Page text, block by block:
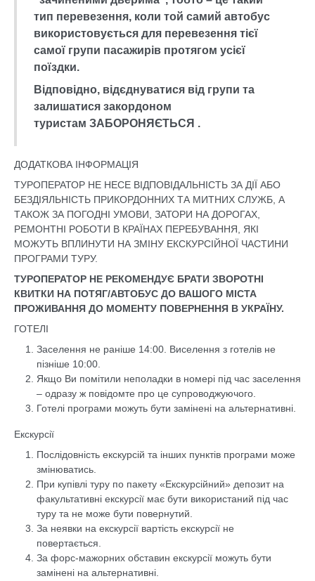
тип перевезення, коли той самий автобус
використовується для перевезення тієї
самої групи пасажирів протягом усієї
поїздки.
Відповідно, відєднуватися від групи та
залишатися закордоном
туристам ЗАБОРОНЯЄТЬСЯ .
ДОДАТКОВА ІНФОРМАЦІЯ
ТУРОПЕРАТОР НЕ НЕСЕ ВІДПОВІДАЛЬНІСТЬ ЗА ДІЇ АБО
БЕЗДІЯЛЬНІСТЬ ПРИКОРДОННИХ ТА МИТНИХ СЛУЖБ, А
ТАКОЖ ЗА ПОГОДНІ УМОВИ, ЗАТОРИ НА ДОРОГАХ,
РЕМОНТНІ РОБОТИ В КРАЇНАХ ПЕРЕБУВАННЯ, ЯКІ
МОЖУТЬ ВПЛИНУТИ НА ЗМІНУ ЕКСКУРСІЙНОЇ ЧАСТИНИ
ПРОГРАМИ ТУРУ.
ТУРОПЕРАТОР НЕ РЕКОМЕНДУЄ БРАТИ ЗВОРОТНІ
КВИТКИ НА ПОТЯГ/АВТОБУС ДО ВАШОГО МІСТА
ПРОЖИВАННЯ ДО МОМЕНТУ ПОВЕРНЕННЯ В УКРАЇНУ.
ГОТЕЛІ
Заселення не раніше 14:00. Виселення з готелів не
пізніше 10:00.
Якщо Ви помітили неполадки в номері під час заселення
– одразу ж повідомте про це супроводжуючого.
Готелі програми можуть бути замінені на альтернативні.
Екскурсії
Послідовність екскурсій та інших пунктів програми може
змінюватись.
При купівлі туру по пакету «Екскурсійний» депозит на
факультативні екскурсії має бути використаний під час
туру та не може бути повернутий.
За неявки на екскурсії вартість екскурсії не
повертається.
За форс-мажорних обставин екскурсії можуть бути
замінені на альтернативні.